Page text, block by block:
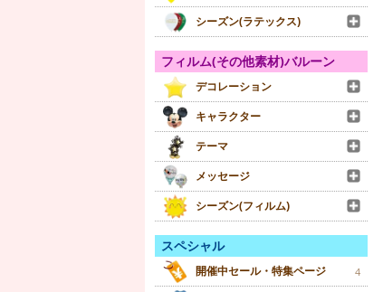
シーズン(ラテックス)
フィルム(その他素材)バルーン
デコレーション
キャラクター
テーマ
メッセージ
シーズン(フィルム)
スペシャル
開催中セール・特集ページ 4